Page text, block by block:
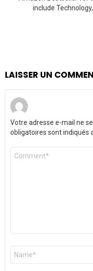
include
LAISSER UN
Votre adresse e-mail ne
obligatoires sont indiqués
Commentaire
Nom